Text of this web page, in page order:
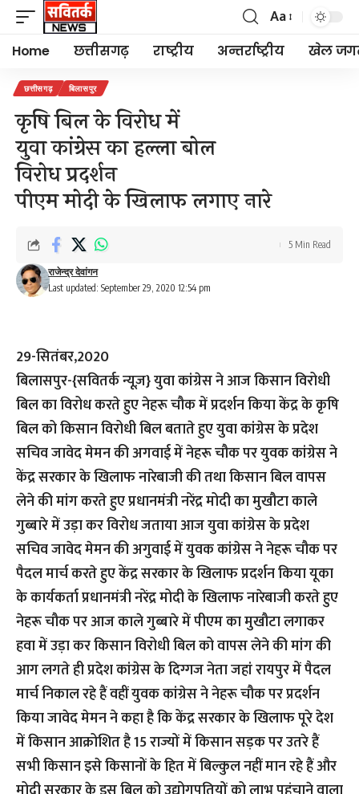
Font
Resizer
Aa
Home छत्तीसगढ़ राष्ट्रीय अन्तर्राष्ट्रीय खेल
छत्तीसगढ़ बिलासपुर
कृषि बिल के विरोध में
युवा कांग्रेस का हल्ला बोल
विरोध प्रदर्शन
पीएम मोदी के खिलाफ लगाए नारे
Last updated: September 29, 2020 12:54 pm
राजेन्द्र देवांगन
5 Min Read
29-सितंबर,2020
बिलासपुर-{सवितर्क न्यूज़}युवा कांग्रेस ने आज किसान विरोधी
बिल का विरोध करते हुए नेहरू चौक में प्रदर्शन किया केंद्र के कृषि
बिल को किसान विरोधी बिल बताते हुए युवा कांग्रेस के प्रदेश
सचिव जावेद मेमन की अगवाई में नेहरू चौक पर युवक कांग्रेस ने
केंद्र सरकार के खिलाफ नारेबाजी की तथा किसान बिल वापस
लेने की मांग करते हुए प्रधानमंत्री नरेंद्र मोदी का मुखौटा काले
गुब्बारे में उड़ा कर विरोध जताया आज युवा कांग्रेस के प्रदेश
सचिव जावेद मेमन की अगुवाई में युवक कांग्रेस ने नेहरू चौक पर
पैदल मार्च करते हुए केंद्र सरकार के खिलाफ प्रदर्शन किया यूका
के कार्यकर्ता प्रधानमंत्री नरेंद्र मोदी के खिलाफ नारेबाजी करते हुए
नेहरू चौक पर आज काले गुब्बारे में पीएम का मुखौटा लगाकर
हवा में उड़ा कर किसान विरोधी बिल को वापस लेने की मांग की
आग लगते ही प्रदेश कांग्रेस के दिग्गज नेता जहां रायपुर में पैदल
मार्च निकाल रहे हैं वहीं युवक कांग्रेस ने नेहरू चौक पर प्रदर्शन
किया जावेद मेमन ने कहा है कि केंद्र सरकार के खिलाफ पूरे देश
में किसान आक्रोशित है 15 राज्यों में किसान सड़क पर उतरे हैं
सभी किसान इसे किसानों के हित में बिल्कुल नहीं मान रहे हैं और